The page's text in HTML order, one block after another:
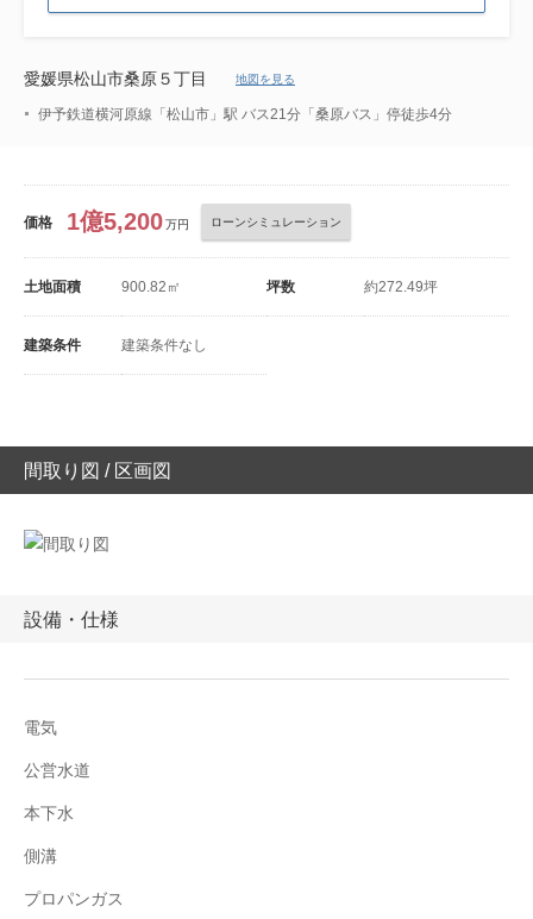
愛媛県松山市桑原５丁目 地図を見る
伊予鉄道横河原線「松山市」駅 バス21分「桑原バス」停徒歩4分
価格 1億5,200万円 ローンシミュレーション
土地面積 900.82㎡ 坪数 約272.49坪
建築条件 建築条件なし
間取り図 / 区画図
設備・仕様
電気
公営水道
本下水
側溝
プロパンガス